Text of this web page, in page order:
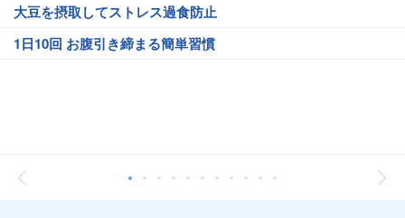
大豆を摂取してストレス過食防止
1日10回 お腹引き締まる簡単習慣